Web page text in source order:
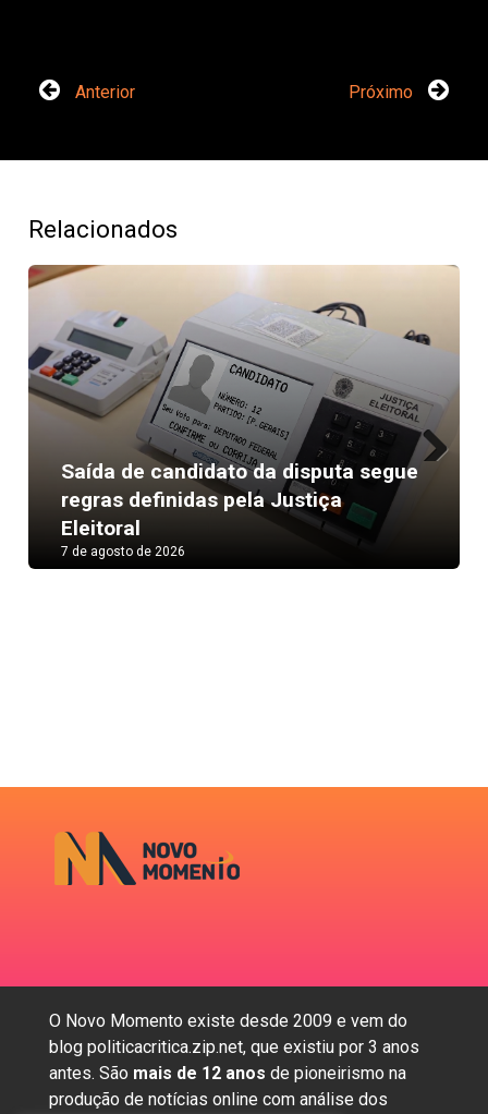
Anterior Próximo
Relacionados
Saída de candidato da disputa segue
regras definidas pela Justiça
Eleitoral
7 de agosto de 2026
O Novo Momento existe desde 2009 e vem do
blog politicacritica.zip.net, que existiu por 3 anos
antes. São mais de 12 anos de pioneirismo na
produção de notícias online com análise dos